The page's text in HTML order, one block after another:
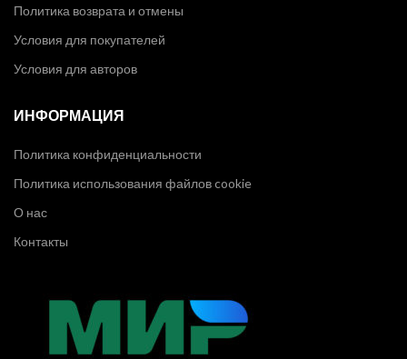
Политика возврата и отмены
Условия для покупателей
Условия для авторов
ИНФОРМАЦИЯ
Политика конфиденциальности
Политика использования файлов cookie
О нас
Контакты